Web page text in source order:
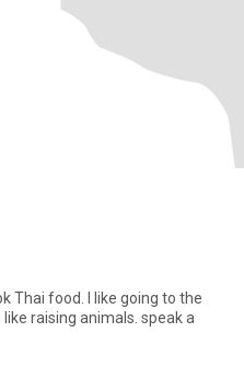
Thai food. I like going to the
raising animals. speak a